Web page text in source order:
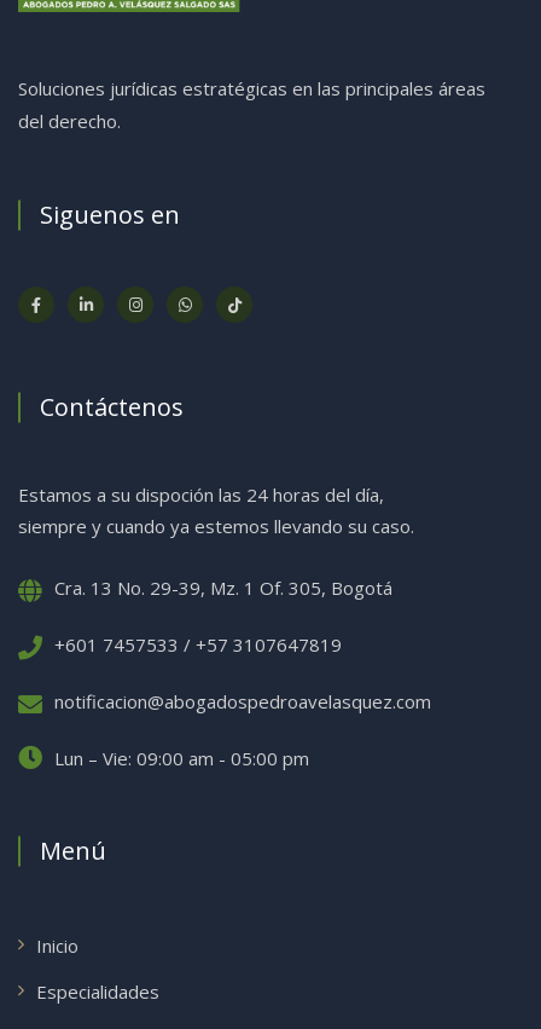
Soluciones jurídicas estratégicas en las principales áreas
del derecho.
Siguenos en
Contáctenos
Estamos a su dispoción las 24 horas del día,
siempre y cuando ya estemos llevando su caso.
Cra. 13 No. 29-39, Mz. 1 Of. 305, Bogotá
+601 7457533 / +57 3107647819
notificacion@abogadospedroavelasquez.com
Lun – Vie: 09:00 am - 05:00 pm
Menú
Inicio
Especialidades